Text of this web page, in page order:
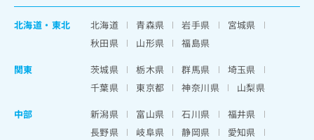
北海道 ・ 東北 北海道 青森県 岩手県
宮城県
秋田県
山形県
福島県
関東
茨城県 栃木県 群馬県
埼玉県
千葉県
東京都 神奈川県
山梨県
中部
新潟県 富山県 石川県
福井県
長野県
岐阜県 静岡県
愛知県